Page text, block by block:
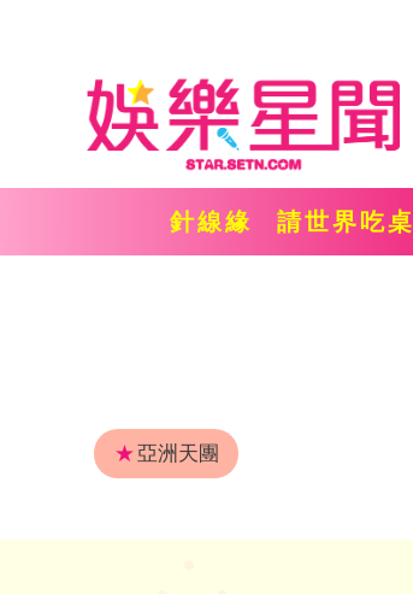
針線緣 請世界吃桌
★亞洲天團